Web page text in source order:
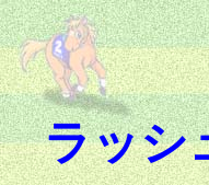
ラッシ